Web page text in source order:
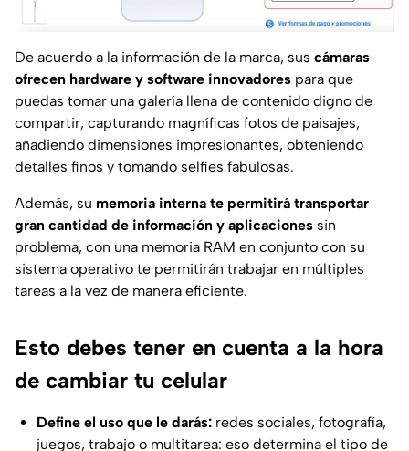
De acuerdo a la información de la marca, sus cámaras
ofrecen hardware y software innovadores para que
puedas tomar una galería llena de contenido digno de
compartir, capturando magníficas fotos de paisajes,
añadiendo dimensiones impresionantes, obteniendo
detalles finos y tomando selfies fabulosas.
Además, su memoria interna te permitirá transportar
gran cantidad de información y aplicaciones sin
problema, con una memoria RAM en conjunto con su
sistema operativo te permitirán trabajar en múltiples
tareas a la vez de manera eficiente.
Esto debes tener en cuenta a la hora
de cambiar tu celular
Define el uso que le darás: redes sociales, fotografía,
juegos, trabajo o multitarea: eso determina el tipo de